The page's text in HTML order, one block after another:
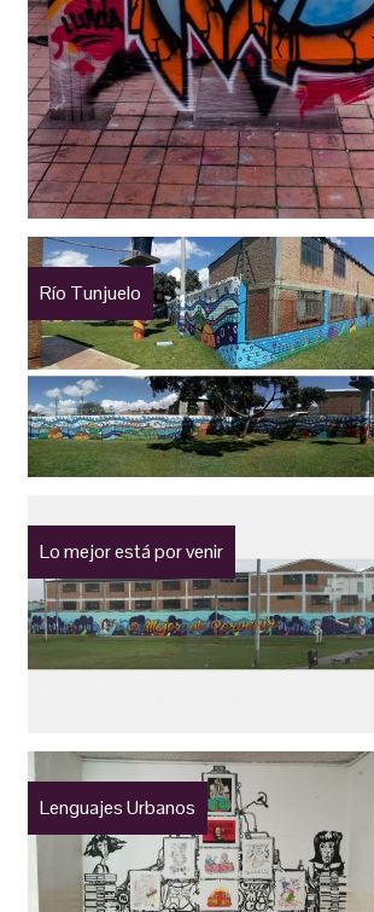
Río Tunjuelo
Lo mejor está por venir
Lenguajes Urbanos